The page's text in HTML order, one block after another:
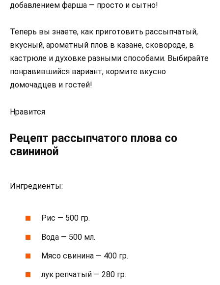
добавлением фарша — просто и сытно!
Теперь вы знаете, как приготовить рассыпчатый,
вкусный, ароматный плов в казане, сковороде, в
кастрюле и духовке разными способами. Выбирайте
понравившийся вариант, кормите вкусно
домочадцев и гостей!
Нравится
Рецепт рассыпчатого плова со
свининой
Ингредиенты:
Рис — 500 гр.
Вода — 500 мл.
Мясо свинина — 400 гр.
лук репчатый — 280 гр.